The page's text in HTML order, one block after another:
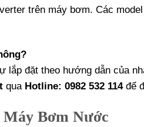
trên máy bơm. Các
đặt theo hướng dẫn của
qua Hotline: 0982 532 114để
Bơm Nước